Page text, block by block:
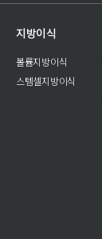
지방이식
볼륨지방이식
스템셀지방이식